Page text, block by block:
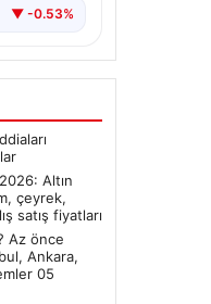
▼ -0.53%
Altın
çeyrek,
satış fiyatları
Az önce
Ankara,
05